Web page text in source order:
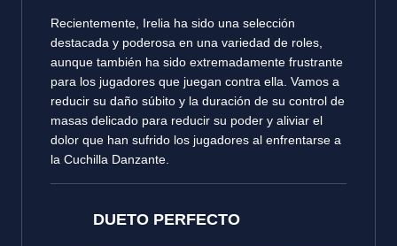
Recientemente, Irelia ha sido una selección
destacada y poderosa en una variedad de roles,
aunque también ha sido extremadamente frustrante
para los jugadores que juegan contra ella. Vamos a
reducir su daño súbito y la duración de su control de
masas delicado para reducir su poder y aliviar el
dolor que han sufrido los jugadores al enfrentarse a
la Cuchilla Danzante.
DUETO PERFECTO